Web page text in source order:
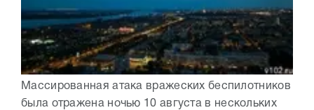
Массированная атака вражеских беспилотников
была отражена ночью 10 августа в нескольких